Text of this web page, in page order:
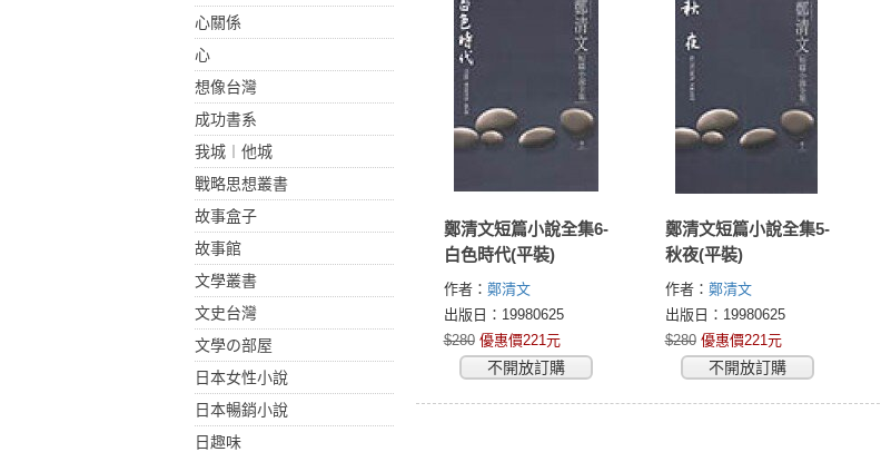
心關係
心
想像台灣
成功書系
我城︱他城
戰略思想叢書
故事盒子
故事館
文學叢書
文史台灣
文學の部屋
日本女性小說
日本暢銷小說
日趣味
鄭清文短篇小說全集6-
白色時代(平裝)
作者： 鄭清文
出版日：19980625
$280 優惠價221元
不開放訂購
鄭清文短篇小說全集5-
秋夜(平裝)
作者： 鄭清文
出版日：19980625
$280 優惠價221元
不開放訂購